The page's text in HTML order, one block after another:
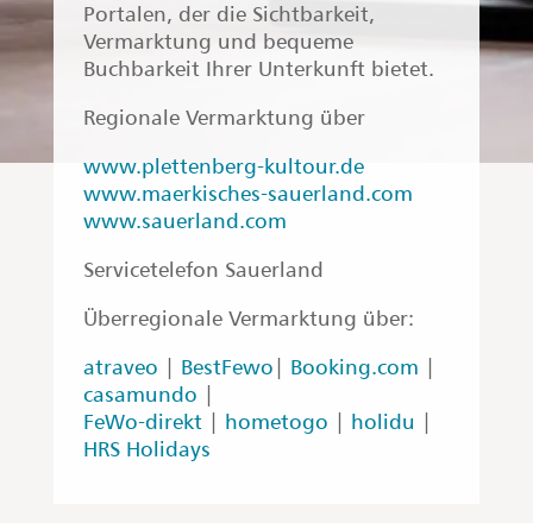
Portalen, der die Sichtbarkeit,
Vermarktung und bequeme
Buchbarkeit Ihrer Unterkunft bietet.
Regionale Vermarktung über
www.plettenberg-kultour.de
www.maerkisches-sauerland.com
www.sauerland.com
Servicetelefon Sauerland
Überregionale Vermarktung über:
atraveo
BestFewo Booking.com
casamundo
FeWo-direkt
hometogo holidu
HRS Holidays